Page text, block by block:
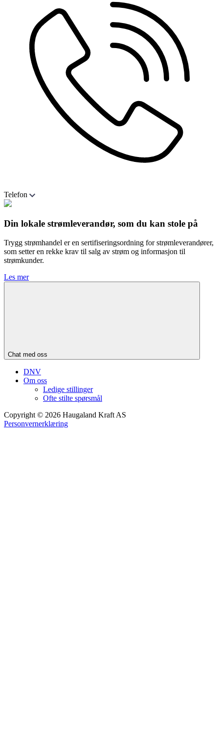
Telefon
Din lokale strømleverandør, som du kan stole på
Trygg strømhandel er en sertifiseringsordning for strømleverandører,
som setter en rekke krav til salg av strøm og informasjon til
strømkunder.
Les mer
Chat med oss
DNV
Om oss
Ledige stillinger
Ofte stilte spørsmål
Copyright © 2026 Haugaland Kraft AS
Personvernerklæring